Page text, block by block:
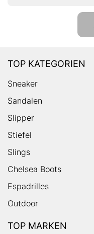
TOP KATEGORIEN
Sneaker
Sandalen
Slipper
Stiefel
Slings
Chelsea Boots
Espadrilles
Outdoor
TOP MARKEN